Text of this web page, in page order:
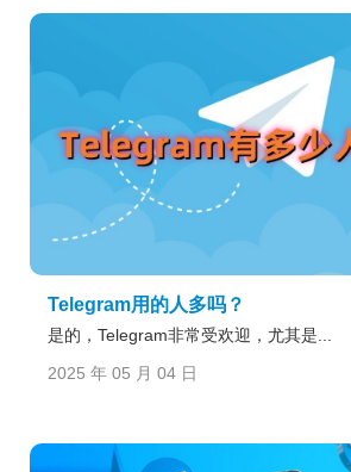
Telegram用的人多吗？
是的，Telegram非常受欢迎，尤其是...
2025 年 05 月 04 日